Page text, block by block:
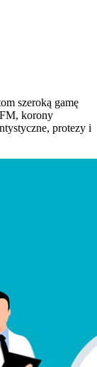
szeroką gamę
korony
protezy i